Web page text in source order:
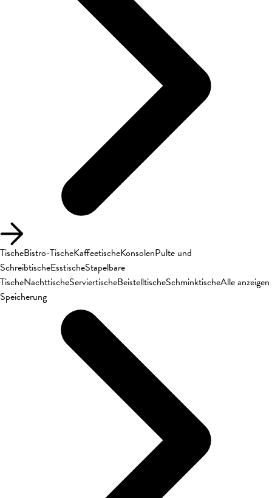
TischeBistro-TischeKaffeetischeKonsolenPulte und
SchreibtischeEsstischeStapelbare
TischeNachttischeServiertischeBeistelltischeSchminktischeAlle anzeigen
Speicherung